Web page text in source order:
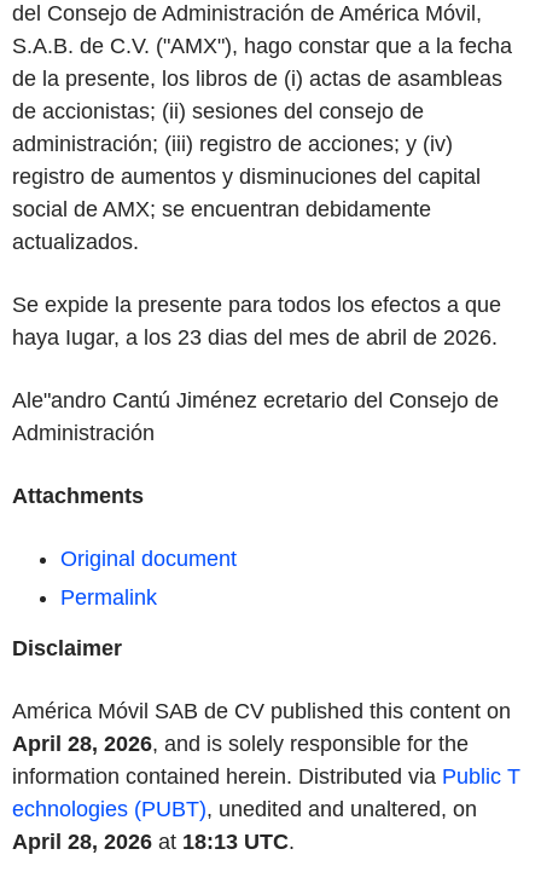
del Consejo de Administración de América Móvil,
S.A.B. de C.V. ("AMX"), hago constar que a la fecha
de la presente, los libros de (i) actas de asambleas
de accionistas; (ii) sesiones del consejo de
administración; (iii) registro de acciones; y (iv)
registro de aumentos y disminuciones del capital
social de AMX; se encuentran debidamente
actualizados.
Se expide la presente para todos los efectos a que
haya Iugar, a los 23 dias del mes de abril de 2026.
Ale"andro Cantú Jiménez ecretario del Consejo de
Administración
Attachments
Original document
Permalink
Disclaimer
América Móvil SAB de CV published this content on
April 28, 2026, and is solely responsible for the
information contained herein. Distributed via Public T
echnologies (PUBT), unedited and unaltered, on
April 28, 2026 at 18:13 UTC.